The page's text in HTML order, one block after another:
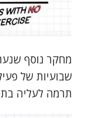
תרמה לעליה